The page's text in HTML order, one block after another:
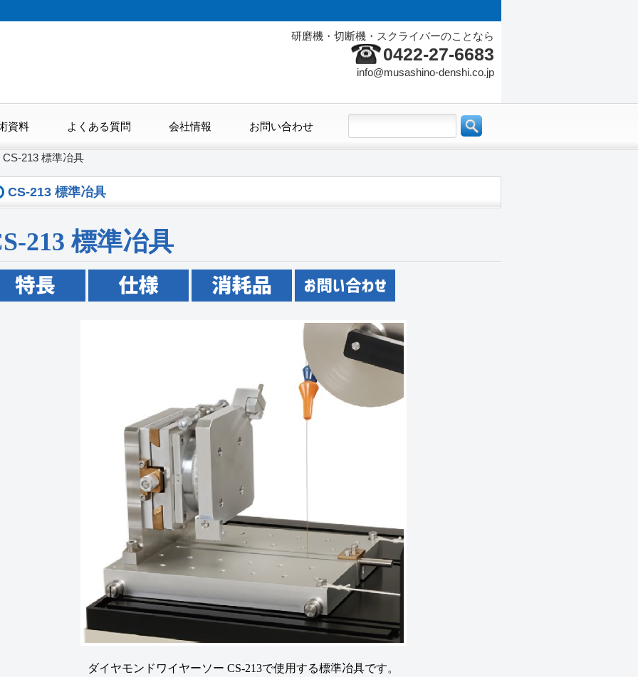
研磨機・切断機・スクライバーのことなら
0422-27-6683
info@musashino-denshi.co.jp
資料 よくある質問 会社情報 お問い合わせ
CS-213 標準冶具
CS-213 標準冶具
213 標準冶具
ダイヤモンドワイヤーソー CS-213で使用する標準冶具です。